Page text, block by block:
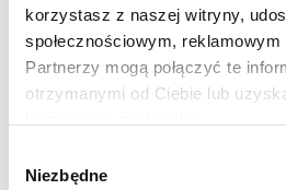
korzystasz z naszej witryny,
społecznościowym,
Partnerzy mogą połączyć te
otrzymanymi od Ciebie lub
zgody
Niezbędne